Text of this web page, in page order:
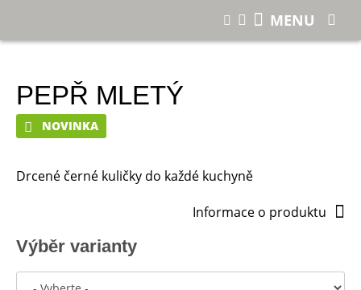
PEPŘ MLETÝ
NOVINKA
Drcené černé kuličky do každé kuchyně
Informace o produktu
Výběr varianty
MENU